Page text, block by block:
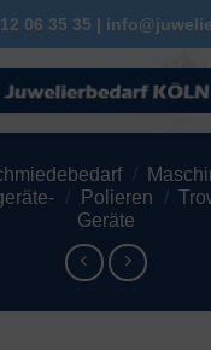
06 35 35 |
/
/ Polieren /
Geräte